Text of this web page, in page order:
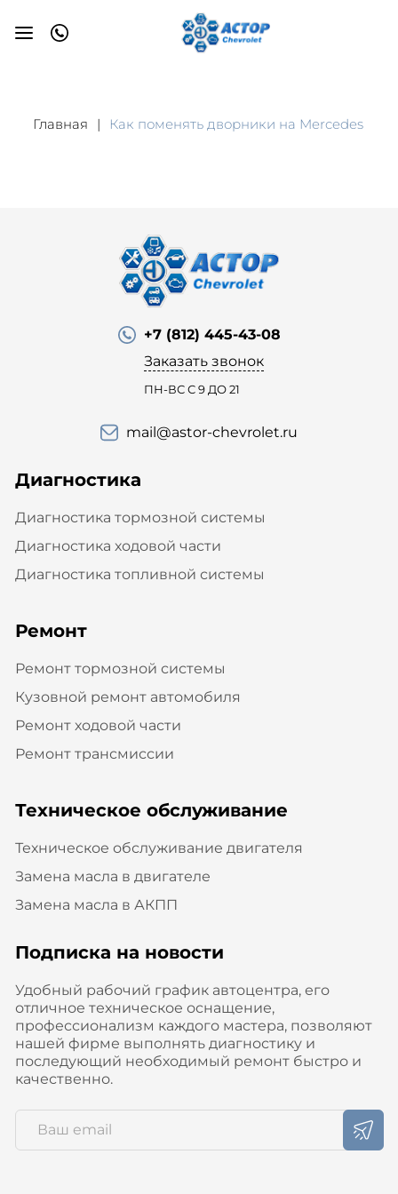
Главная Как поменять дворники на Mercedes
+7 (812) 445-43-08
Заказать звонок
ПН-ВС С 9 ДО 21
mail@astor-chevrolet.ru
Диагностика
Диагностика тормозной системы
Диагностика ходовой части
Диагностика топливной системы
Ремонт
Ремонт тормозной системы
Кузовной ремонт автомобиля
Ремонт ходовой части
Ремонт трансмиссии
Техническое обслуживание
Техническое обслуживание двигателя
Замена масла в двигателе
Замена масла в АКПП
Подписка на новости
Удобный рабочий график автоцентра, его
отличное техническое оснащение,
профессионализм каждого мастера, позволяют
нашей фирме выполнять диагностику и
последующий необходимый ремонт быстро и
качественно.